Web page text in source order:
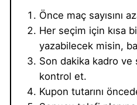
Önce maç sayısını
Her seçim için kısa
yazabilecek misin,
Son dakika kadro ve
kontrol et.
Kupon tutarını